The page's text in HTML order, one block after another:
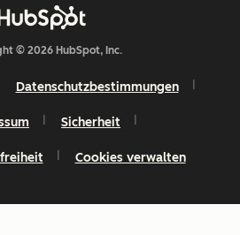
© 2026 HubSpot, Inc.
Datenschutzbestimmungen
Sicherheit
Cookies verwalten